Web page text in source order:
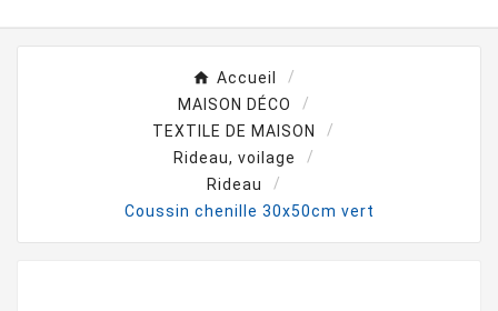
Accueil
MAISON DÉCO
TEXTILE DE MAISON
Rideau, voilage
Rideau
Coussin chenille 30x50cm vert